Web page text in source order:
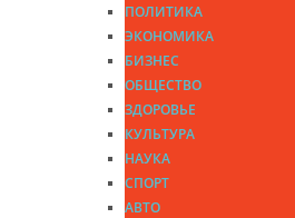
ПОЛИТИКА
ЭКОНОМИКА
БИЗНЕС
ОБЩЕСТВО
ЗДОРОВЬЕ
КУЛЬТУРА
НАУКА
СПОРТ
АВТО